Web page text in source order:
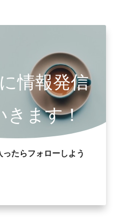
情報発信
きます！
ったらフォローしよう